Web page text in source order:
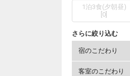
1泊3食(夕朝昼)
0
さらに絞り込む
宿のこだわり
客室のこだわり